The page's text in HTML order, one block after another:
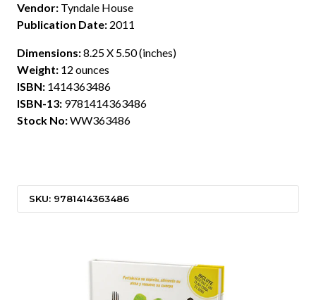
Vendor: Tyndale House
Publication Date: 2011
Dimensions:8.25 X 5.50 (inches)
Weight: 12 ounces
ISBN: 1414363486
ISBN-13: 9781414363486
Stock No:WW363486
SKU: 9781414363486